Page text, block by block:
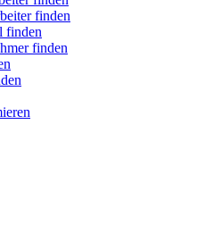
finden
finden
finden